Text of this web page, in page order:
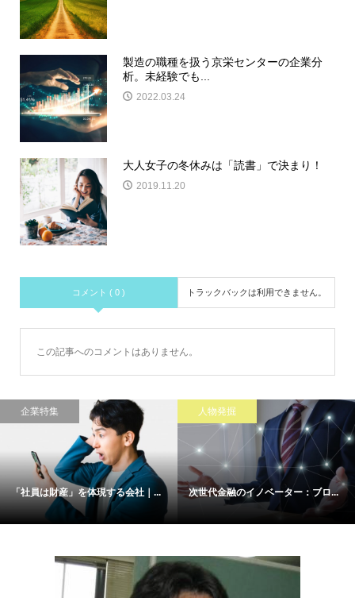
製造の職種を扱う京栄センターの企業分
析。未経験でも...
2022.03.24
大人女子の冬休みは「読書」で決まり！
2019.11.20
コメント ( 0 ) トラックバックは利用できません。
この記事へのコメントはありません。
企業特集
「社員は財産」を体現する会社｜...
人物発掘
次世代金融のイノベーター：ブロ...